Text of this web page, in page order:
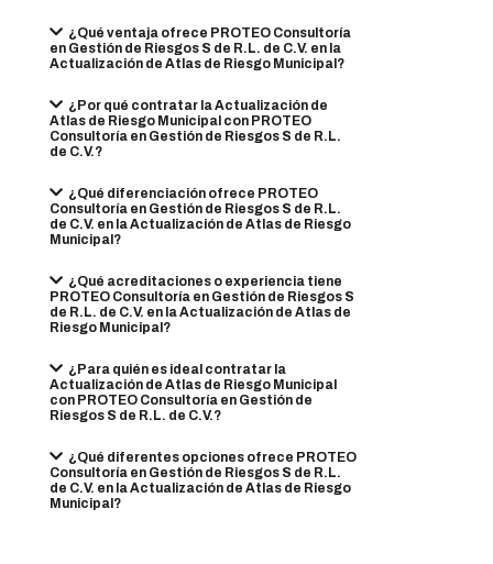
¿Qué ventaja ofrece PROTEO Consultoría
en Gestión de Riesgos S de R.L. de C.V. en la
Actualización de Atlas de Riesgo Municipal?
¿Por qué contratar la Actualización de
Atlas de Riesgo Municipal con PROTEO
Consultoría en Gestión de Riesgos S de R.L.
de C.V.?
¿Qué diferenciación ofrece PROTEO
Consultoría en Gestión de Riesgos S de R.L.
de C.V. en la Actualización de Atlas de Riesgo
Municipal?
¿Qué acreditaciones o experiencia tiene
PROTEO Consultoría en Gestión de Riesgos S
de R.L. de C.V. en la Actualización de Atlas de
Riesgo Municipal?
¿Para quién es ideal contratar la
Actualización de Atlas de Riesgo Municipal
con PROTEO Consultoría en Gestión de
Riesgos S de R.L. de C.V.?
¿Qué diferentes opciones ofrece PROTEO
Consultoría en Gestión de Riesgos S de R.L.
de C.V. en la Actualización de Atlas de Riesgo
Municipal?